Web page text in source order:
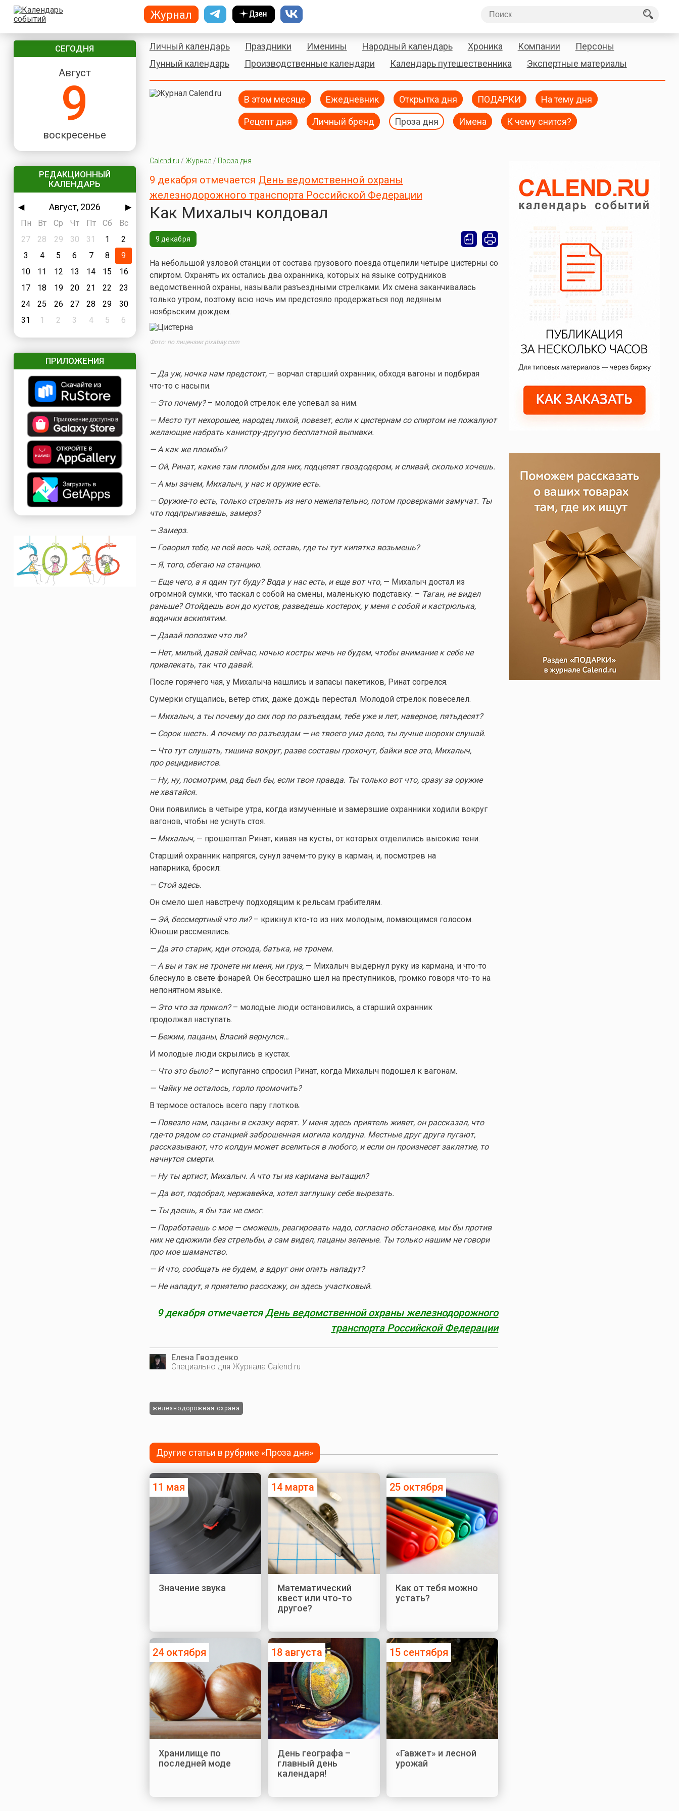
СЕГОДНЯ
Август
9
воскресенье
РЕДАКЦИОННЫЙ
КАЛЕНДАРЬ
◀ Август, 2026
▶
Пн
Вт Ср Чт Пт Сб
Вс
27
28 29 30 31 1
2
3
4 5 6 7 8
9
10
11 12 13 14 15
16
17
18 19 20 21 22
23
24
25 26 27 28 29
30
31
1 2 3 4 5 6
ПРИЛОЖЕНИЯ
Личный календарь Праздники Именины Народный календарь Хроника Компании
Персоны
Лунный календарь
Производственные календари Календарь путешественника Экспертные материалы
В этом месяце Ежедневник Открытка дня ПОДАРКИ На тему дня
Рецепт дня Личный бренд Проза дня Имена К чему снится?
Calend.ru / Журнал / Проза дня
9 декабря отмечается День ведомственной охраны
железнодорожного транспорта Российской Федерации
Как Михалыч колдовал
9 декабря
На небольшой узловой станции от состава грузового поезда отцепили четыре цистерны со
спиртом. Охранять их остались два охранника, которых на языке сотрудников
ведомственной охраны, называли разъездными стрелками. Их смена заканчивалась
только утром, поэтому всю ночь им предстояло продержаться под ледяным
ноябрьским дождем.
Фото: по лицензии pixabay.com
— Да уж, ночка нам предстоит,— ворчал старший охранник, обходя вагоны и подбирая
что-то с насыпи.
— Это почему?– молодой стрелок еле успевал за ним.
— Место тут нехорошее, народец лихой, повезет, если к цистернам со спиртом не пожалуют
желающие набрать канистру-другую бесплатной выпивки.
— А как же пломбы?
— Ой, Ринат, какие там пломбы для них, подцепят гвоздодером, и сливай, сколько хочешь.
— А мы зачем, Михалыч, у нас и оружие есть.
— Оружие-тоесть, только стрелять из него нежелательно, потом проверками замучат. Ты
что подпрыгиваешь, замерз?
— Замерз.
— Говорил тебе, не пей весь чай, оставь, где ты тут кипятка возьмешь?
— Я, того, сбегаю на станцию.
— Еще чего, а я один тут буду? Вода у нас есть, и еще вот что,— Михалыч достал из
огромной сумки, что таскал с собой на смены, маленькую подставку. – Таган, не видел
раньше? Отойдешь вон до кустов, разведешь костерок, у меня с собой и кастрюлька,
водички вскипятим.
— Давай попозже что ли?
— Нет, милый, давай сейчас, ночью костры жечь не будем, чтобы внимание к себе не
привлекать, так что давай.
После горячего чая, у Михалыча нашлись и запасы пакетиков, Ринат согрелся.
Сумерки сгущались, ветер стих, даже дождь перестал. Молодой стрелок повеселел.
— Михалыч, а ты почему до сих пор по разъездам, тебе уже и лет, наверное, пятьдесят?
— Сорок шесть. А почему по разъездам — не твоего ума дело, ты лучше шорохи слушай.
— Что тут слушать, тишина вокруг, разве составы грохочут, байки все это, Михалыч,
про рецидивистов.
— Ну, ну, посмотрим, рад был бы, если твоя правда. Ты только вот что, сразу за оружие
не хватайся.
Они появились в четыре утра, когда измученные и замерзшие охранники ходили вокруг
вагонов, чтобы не уснуть стоя.
— Михалыч,— прошептал Ринат, кивая на кусты, от которых отделились высокие тени.
Старший охранник напрягся, сунул зачем-то руку в карман, и, посмотрев на
напарника, бросил:
— Стой здесь.
Он смело шел навстречу подходящим к рельсам грабителям.
— Эй, бессмертный что ли?– крикнул кто-то из них молодым, ломающимся голосом.
Юноши рассмеялись.
— Да это старик, иди отсюда, батька, не тронем.
— А вы и так не тронете ни меня, ни груз,— Михалыч выдернул руку из кармана, и что-то
блеснуло в свете фонарей. Он бесстрашно шел на преступников, громко говоря что-то на
непонятном языке.
— Это что за прикол?– молодые люди остановились, а старший охранник
продолжал наступать.
— Бежим, пацаны, Власий вернулся…
И молодые люди скрылись в кустах.
— Что это было?– испуганно спросил Ринат, когда Михалыч подошел к вагонам.
— Чайку не осталось, горло промочить?
В термосе осталось всего пару глотков.
— Повезло нам, пацаны в сказку верят. У меня здесь приятель живет, он рассказал, что
где-торядом со станцией заброшенная могила колдуна. Местные друг друга пугают,
рассказывают, что колдун может вселиться в любого, и если он произнесет заклятие, то
начнутся смерти.
— Ну ты артист, Михалыч. А что ты из кармана вытащил?
— Да вот, подобрал, нержавейка, хотел заглушку себе вырезать.
— Ты даешь, я бы так не смог.
— Поработаешь с мое — сможешь, реагировать надо, согласно обстановке, мы бы против
них не сдюжили без стрельбы, а сам видел, пацаны зеленые. Ты только нашим не говори
про мое шаманство.
— И что, сообщать не будем, а вдруг они опять нападут?
— Не нападут, я приятелю расскажу, он здесь участковый.
9 декабря отмечаетсяДень ведомственной охраны железнодорожного
транспорта Российской Федерации
Елена Гвозденко
Специально для Журнала Calend.ru
железнодорожная охрана
Другие статьи в рубрике «Проза дня»
11 мая
Значение звука
14 марта
Математический
квест или что-то
другое?
25 октября
Как от тебя можно
устать?
24 октября
Хранилище по
последней моде
18 августа
День географа –
главный день
календаря!
15 сентября
«Гавжет» и лесной
урожай
Журнал